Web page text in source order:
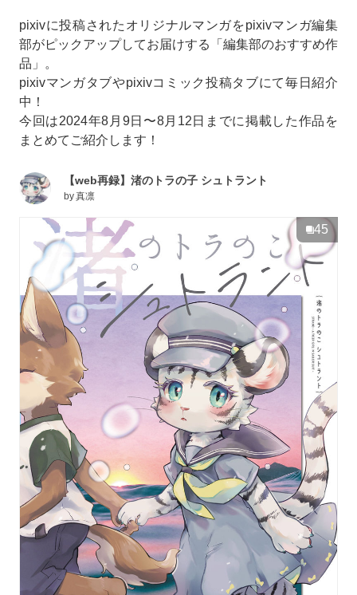
pixivに投稿されたオリジナルマンガをpixivマンガ編集
部がピックアップしてお届けする「編集部のおすすめ作
品」。
pixivマンガタブやpixivコミック投稿タブにて毎日紹介
中！
今回は2024年8月9日〜8月12日までに掲載した作品を
まとめてご紹介します！
【web再録】渚のトラの子 シュトラント
by真凛
45